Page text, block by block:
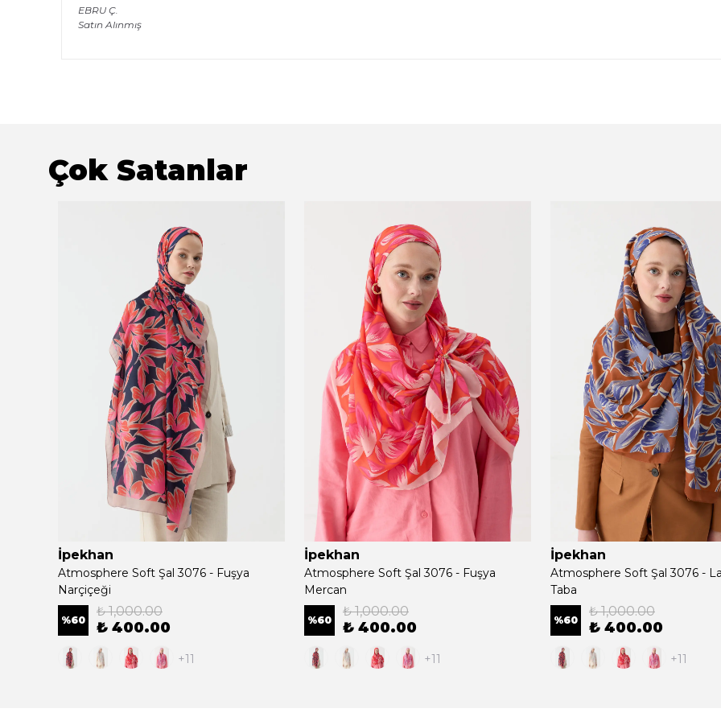
EBRU Ç.
Satın Alınmış
Çok Satanlar
İpekhan
Atmosphere Soft Şal 3076 - Fuşya
Narçiçeği
%60
₺ 1,000.00
₺ 400.00
+11
İpekhan
Atmosphere Soft Şal 3076 - Fuşya
Mercan
%60
₺ 1,000.00
₺ 400.00
+11
İpekhan
Atmosphere Soft Şal 3076 -
Taba
%60
₺ 1,000.00
₺ 400.00
+11